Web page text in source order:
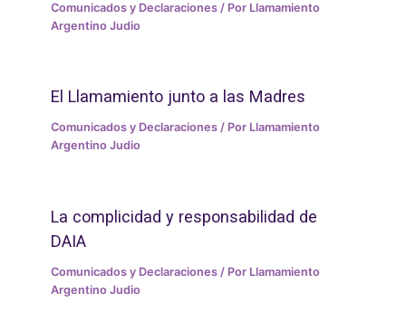
Comunicados y Declaraciones / Por Llamamiento
Argentino Judio
El Llamamiento junto a las Madres
Comunicados y Declaraciones / Por Llamamiento
Argentino Judio
La complicidad y responsabilidad de
DAIA
Comunicados y Declaraciones / Por Llamamiento
Argentino Judio